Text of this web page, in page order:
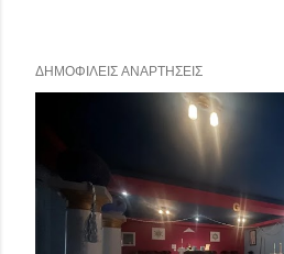
ΔΗΜΟΦΙΛΕΊΣ ΑΝΑΡΤΉΣΕΙΣ